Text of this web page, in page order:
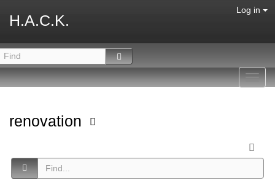
H.A.C.K.
Log in
renovation